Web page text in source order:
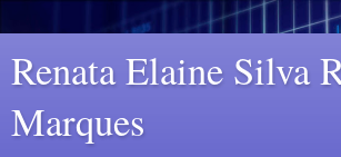
Renata Elaine Silva
Marques